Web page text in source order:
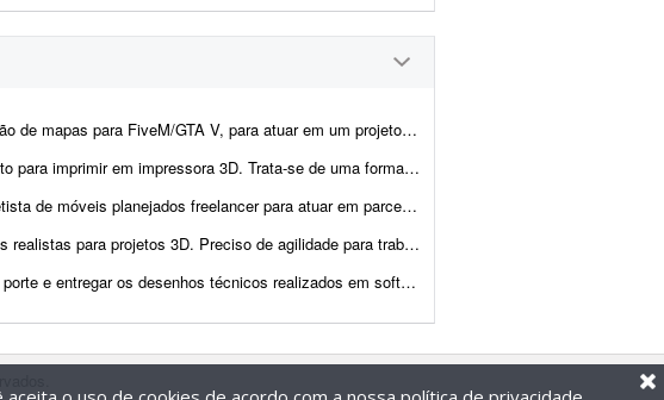
GTA V, para atuar em um projeto de longo prazo. O trabalho envolverá pri...
se de uma forma de bobinagem para motores elétricos, modelo parecido com o da imagem. Preciso que o arquivo seja bem resistent...
para atuar em parceria com nossa empresa. Procuramos um profissional responsável, organizado e com domínio té...
para trabalhos com curto prazo, imagens de alta qualidade e realistas, com possibilidade de parceria duradour...
realizados em softwares de modelagem CAD/BIM. Você deverá entregar: * Rel...